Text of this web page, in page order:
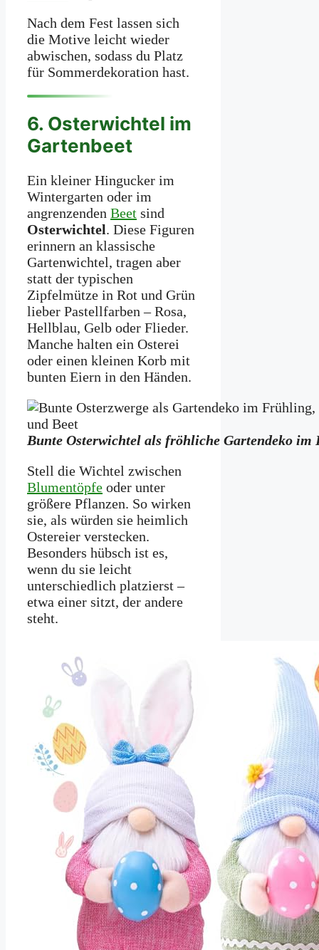
Nach dem Fest lassen sich
die Motive leicht wieder
abwischen, sodass du Platz
für Sommerdekoration hast.
6. Osterwichtel im
Gartenbeet
Ein kleiner Hingucker im
Wintergarten oder im
angrenzenden Beet sind
Osterwichtel. Diese Figuren
erinnern an klassische
Gartenwichtel, tragen aber
statt der typischen
Zipfelmütze in Rot und Grün
lieber Pastellfarben – Rosa,
Hellblau, Gelb oder Flieder.
Manche halten ein Osterei
oder einen kleinen Korb mit
bunten Eiern in den Händen.
Bunte Osterwichtel als fröhliche Gartendeko
Stell die Wichtel zwischen
Blumentöpfe oder unter
größere Pflanzen. So wirken
sie, als würden sie heimlich
Ostereier verstecken.
Besonders hübsch ist es,
wenn du sie leicht
unterschiedlich platzierst –
etwa einer sitzt, der andere
steht.